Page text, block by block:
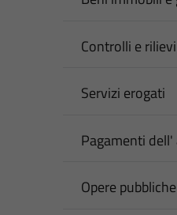
Controlli e
Servizi erogati
Pagamenti
Opere pubbliche